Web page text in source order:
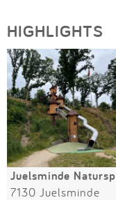
HIGHLIGHTS
7130 Juelsminde